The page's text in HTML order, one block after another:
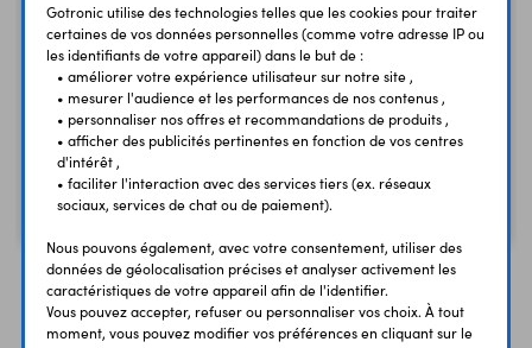
Carte Walter ESP32-S3
74,90 €
62,42 € Code : 38938
Module Pysense 2.0
34,50 €
28,75 €
Gotronic utilise des technologies telles que les cookies pour traiter
certaines de vos données personnelles (comme votre adresse IP ou
les identifiants de votre appareil) dans le but de :
• améliorer votre expérience utilisateur sur notre site ,
• mesurer l'audience et les performances de nos contenus ,
• personnaliser nos offres et recommandations de produits ,
• afficher des publicités pertinentes en fonction de vos centres
d'intérêt ,
• faciliter l'interaction avec des services tiers (ex. réseaux
sociaux, services de chat ou de paiement).
Nous pouvons également, avec votre consentement, utiliser des
données de géolocalisation précises et analyser activement les
caractéristiques de votre appareil afin de l'identifier.
Vous pouvez accepter, refuser ou personnaliser vos choix. À tout
moment, vous pouvez modifier vos préférences en cliquant sur le